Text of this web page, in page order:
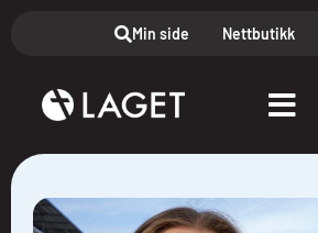
Min side Nettbutikk